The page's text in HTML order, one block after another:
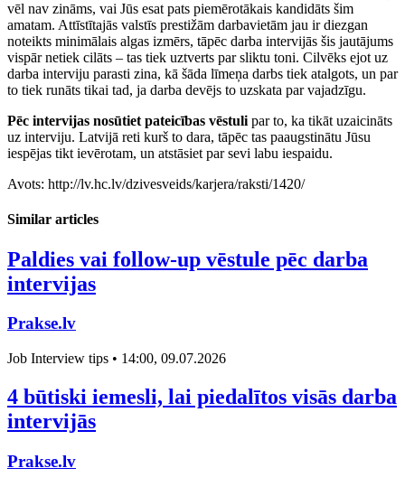
vēl nav zināms, vai Jūs esat pats piemērotākais kandidāts šim
amatam. Attīstītajās valstīs prestižām darbavietām jau ir diezgan
noteikts minimālais algas izmērs, tāpēc darba intervijās šis jautājums
vispār netiek cilāts – tas tiek uztverts par sliktu toni. Cilvēks ejot uz
darba interviju parasti zina, kā šāda līmeņa darbs tiek atalgots, un par
to tiek runāts tikai tad, ja darba devējs to uzskata par vajadzīgu.
Pēc intervijas nosūtiet pateicības vēstuli par to, ka tikāt uzaicināts
uz interviju. Latvijā reti kurš to dara, tāpēc tas paaugstinātu Jūsu
iespējas tikt ievērotam, un atstāsiet par sevi labu iespaidu.
Avots: http://lv.hc.lv/dzivesveids/karjera/raksti/1420/
Similar articles
Paldies vai follow-up vēstule pēc darba
intervijas
Prakse.lv
Job Interview tips • 14:00, 09.07.2026
4 būtiski iemesli, lai piedalītos visās darba
intervijās
Prakse.lv